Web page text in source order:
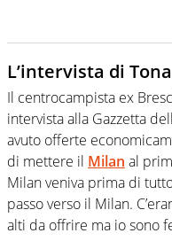
L’intervista di
Il centrocampista ex
intervista alla Gazzetta
avuto offerte
di mettere il Milan al
Milan veniva prima di
passo verso il Milan.
alti da offrire ma io sono